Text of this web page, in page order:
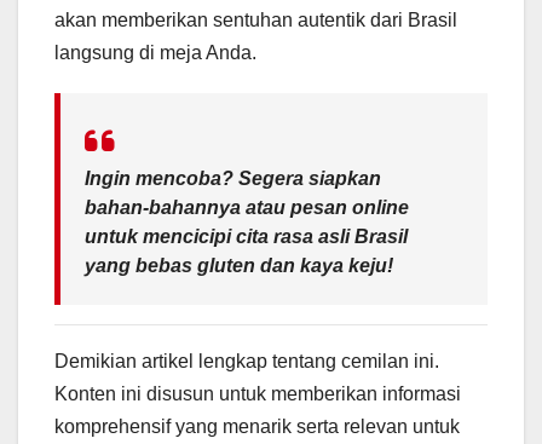
akan memberikan sentuhan autentik dari Brasil
langsung di meja Anda.
Ingin mencoba? Segera siapkan
bahan-bahannya atau pesan online
untuk mencicipi cita rasa asli Brasil
yang bebas gluten dan kaya keju!
Demikian artikel lengkap tentang cemilan ini.
Konten ini disusun untuk memberikan informasi
komprehensif yang menarik serta relevan untuk